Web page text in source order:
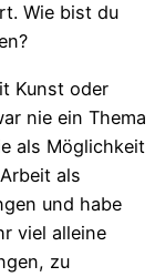
Wie bist du
Kunst oder
nie ein Thema
als Möglichkeit
als
und habe
viel alleine
zu